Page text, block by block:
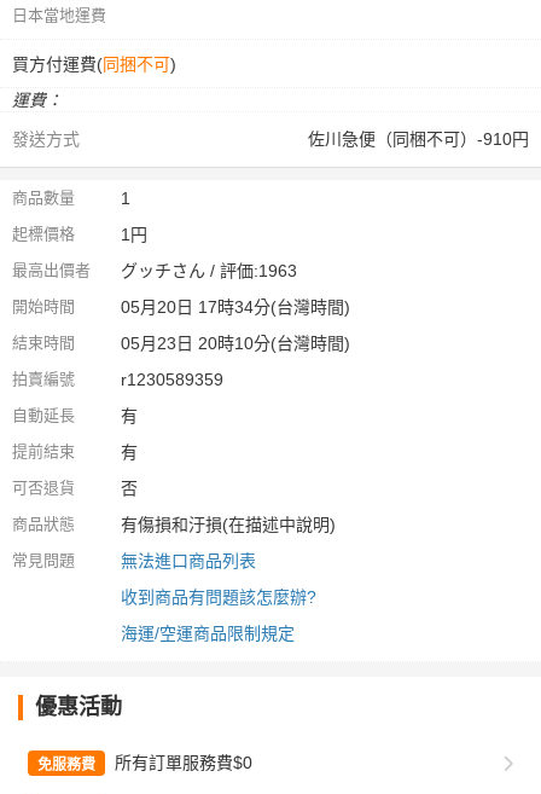
日本當地運費
買方付運費(同捆不可)
運費：
發送方式
佐川急便（同梱不可）-910円
商品數量 1
起標價格 1円
最高出價者 グッチさん / 評価:1963
開始時間 05月20日 17時34分(台灣時間)
結束時間 05月23日 20時10分(台灣時間)
拍賣編號 r1230589359
自動延長 有
提前結束 有
可否退貨 否
商品狀態 有傷損和汙損(在描述中說明)
常見問題
無法進口商品列表
收到商品有問題該怎麼辦?
海運/空運商品限制規定
優惠活動
免服務費 所有訂單服務費$0